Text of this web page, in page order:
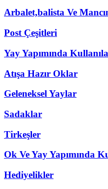
Arbalet,balista Ve
Post Çeşitleri
Yay Yapımında
Atışa Hazır Oklar
Geleneksel Yaylar
Sadaklar
Tirkeşler
Ok Ve Yay Yapımında
Hediyelikler